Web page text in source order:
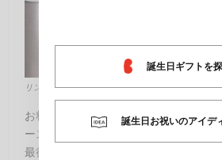
誕生日ギフトを
誕生日お祝いのアイデ
リンク元：http://www.ozmall.co.jp/
お料理の最後に出てくるのは乾杯スパ
ースデープレート。
最後まで美味しい料理とドリンクを楽